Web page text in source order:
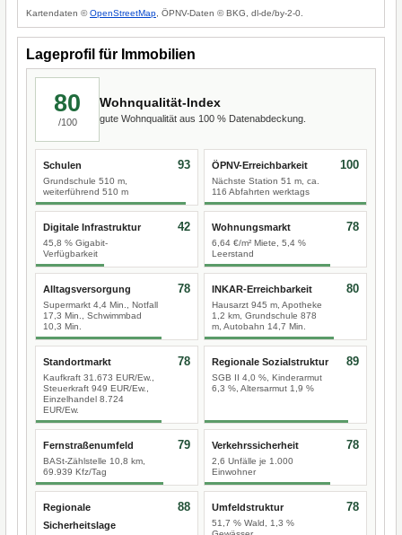
Kartendaten ©OpenStreetMap , ÖPNV-Daten © BKG, dl-de/by-2-0.
Lageprofil für Immobilien
80
/100
Wohnqualität-Index
gute Wohnqualität aus 100 % Datenabdeckung.
Schulen
Grundschule 510 m,
weiterführend 510 m
93 ÖPNV-Erreichbarkeit
Nächste Station 51 m, ca.
116 Abfahrten werktags
100
Digitale Infrastruktur
45,8 % Gigabit-
Verfügbarkeit
42 Wohnungsmarkt
6,64 €/m² Miete, 5,4 %
Leerstand
78
Alltagsversorgung
Supermarkt 4,4 Min., Notfall
17,3 Min., Schwimmbad
10,3 Min.
78 INKAR-Erreichbarkeit
Hausarzt 945 m, Apotheke
1,2 km, Grundschule 878
m, Autobahn 14,7 Min.
80
Standortmarkt
Kaufkraft 31.673 EUR/Ew.,
Steuerkraft 949 EUR/Ew.,
Einzelhandel 8.724
EUR/Ew.
78 Regionale Sozialstruktur
SGB II 4,0 %, Kinderarmut
6,3 %, Altersarmut 1,9 %
89
Fernstraßenumfeld
BASt-Zählstelle 10,8 km,
69.939 Kfz/Tag
79 Verkehrssicherheit
2,6 Unfälle je 1.000
Einwohner
78
Regionale
Sicherheitslage
88 Umfeldstruktur
51,7 % Wald, 1,3 %
78